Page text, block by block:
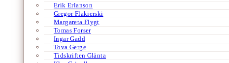
Erik Erlanson
Gregor Flakierski
Margareta Flygt
Tomas Forser
Ingar Gadd
Tova Gerge
Tidskriften Glänta